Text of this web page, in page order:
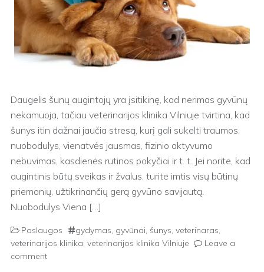
Daugelis šunų augintojų yra įsitikinę, kad nerimas gyvūnų
nekamuoja, tačiau veterinarijos klinika Vilniuje tvirtina, kad
šunys itin dažnai jaučia stresą, kurį gali sukelti traumos,
nuobodulys, vienatvės jausmas, fizinio aktyvumo
nebuvimas, kasdienės rutinos pokyčiai ir t. t. Jei norite, kad
augintinis būtų sveikas ir žvalus, turite imtis visų būtinų
priemonių, užtikrinančių gerą gyvūno savijautą.
Nuobodulys Viena […]
Paslaugos gydymas, gyvūnai, šunys, veterinaras,
veterinarijos klinika, veterinarijos klinika Vilniuje
Leave a
comment